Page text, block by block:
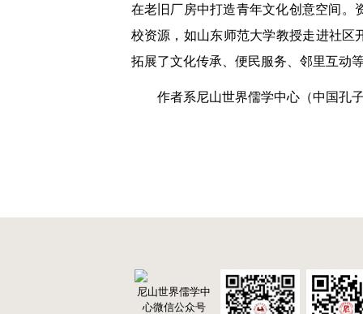
在老旧厂房中打造青年文化创意空间。
校资源，如山东师范大学教授走进社区
拓展了文化传承、便民服务、邻里互动
作者系尼山世界儒学中心（中国孔
尼山世界儒学中
心微信公众号